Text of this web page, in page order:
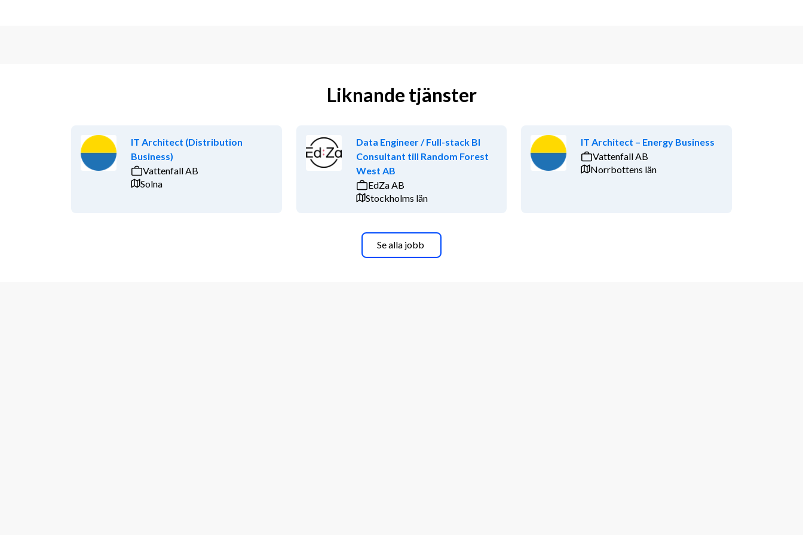
Liknande tjänster
IT Architect (Distribution
Business)
Vattenfall AB
Solna
Data Engineer / Full-stack BI
Consultant till Random Forest
West AB
EdZa AB
Stockholms län
IT Architect – Energy Business
Vattenfall AB
Norrbottens län
Se alla jobb